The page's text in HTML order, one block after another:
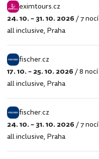
eximtours.cz
eximtours.cz
24. 10. – 31. 10. 2026/7 nocí
all inclusive, Praha
fischer.cz
fischer.cz
17. 10. – 25. 10. 2026/8 nocí
all inclusive, Praha
fischer.cz
fischer.cz
24. 10. – 31. 10. 2026/7 nocí
all inclusive, Praha